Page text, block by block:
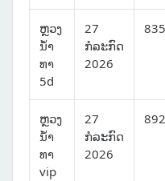
ຫຼວງ
ນໍ້າ
ທາ
5d
27
ກໍລະກົດ
2026
ຫຼວງ
ນໍ້າ
ທາ
vip
27
ກໍລະກົດ
2026